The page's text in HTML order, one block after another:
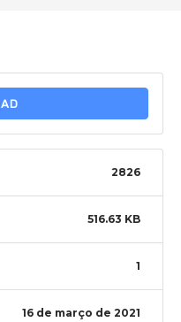
2826
516.63 KB
1
16 de março de 2021